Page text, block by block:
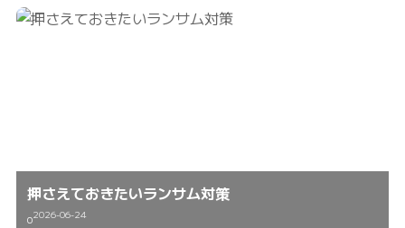
押さえておきたいランサム対策
02026-06-24